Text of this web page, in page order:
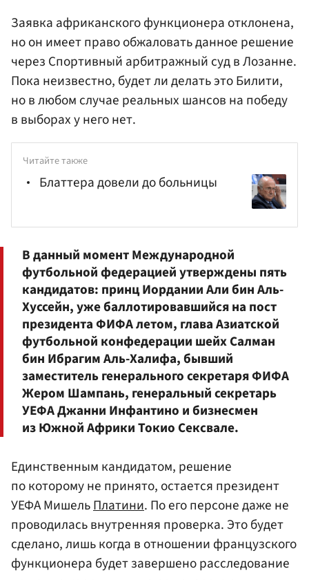
Заявка африканского функционера отклонена,
но он имеет право обжаловать данное решение
через Спортивный арбитражный суд в Лозанне.
Пока неизвестно, будет ли делать это Билити,
но в любом случае реальных шансов на победу
в выборах у него нет.
Читайте также
Блаттера довели до больницы
В данный момент Международной
футбольной федерацией утверждены пять
кандидатов: принц Иордании Али бин Аль-
Хуссейн, уже баллотировавшийся на пост
президента ФИФА летом, глава Азиатской
футбольной конфедерации шейх Салман
бин Ибрагим Аль-Халифа, бывший
заместитель генерального секретаря ФИФА
Жером Шампань, генеральный секретарь
УЕФАДжанни Инфантино и бизнесмен
из Южной Африки Токио Сексвале.
Единственным кандидатом, решение
по которому не принято, остается президент
УЕФА МишельПлатини. По его персоне даже не
проводилась внутренняя проверка. Это будет
сделано, лишь когда в отношении французского
функционера будет завершено расследование